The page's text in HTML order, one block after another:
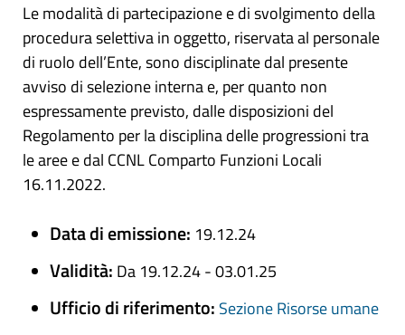
Le modalità di partecipazione e di svolgimento della
procedura selettiva in oggetto, riservata al personale
di ruolo dell’Ente, sono disciplinate dal presente
avviso di selezione interna e, per quanto non
espressamente previsto, dalle disposizioni del
Regolamento per la disciplina delle progressioni tra
le aree e dal CCNL Comparto Funzioni Locali
16.11.2022.
Data di emissione: 19.12.24
Validità: Da 19.12.24 - 03.01.25
Ufficio di riferimento: Sezione Risorse umane